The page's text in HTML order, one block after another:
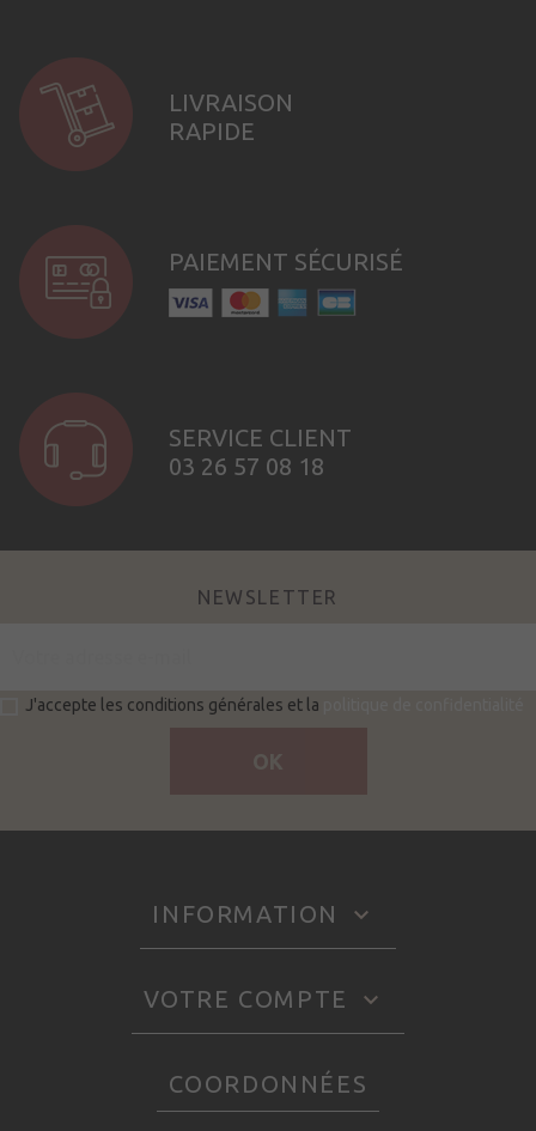
LIVRAISON
RAPIDE
PAIEMENT SÉCURISÉ
SERVICE CLIENT
03 26 57 08 18
NEWSLETTER
J'accepte les conditions générales et la
INFORMATION 
VOTRE COMPTE 
COORDONNÉES